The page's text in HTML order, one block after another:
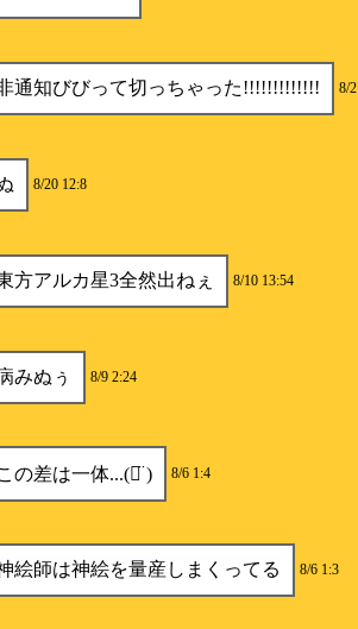
通知びびって切っちゃった!!!!!!!!!!!!! 8/
8/20 12:8
方アルカ星3全然出ねぇ 8/10 13:54
みぬぅ 8/9 2:24
の差は一体...(ᯅ̈ ) 8/6 1:4
絵師は神絵を量産しまくってる 8/6 1:3